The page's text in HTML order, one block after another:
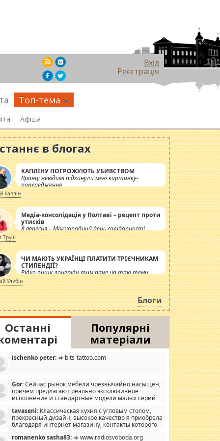
Вхід
Реєстрація
Топ-тема
Афіша
в блогах
КАПЛІНУ ПОГРОЖУЮТЬ УБИВСТВОМ
Вранці невідомі підкинули мені картинку-
попередження
Каплін
Медіа-консолідація у Полтаві – рецепт проти
утисків
8 вересня – Міжнародний день солідарності
журналістів.
Труш
ЧИ МАЮТЬ УКРАЇНЦІ ПЛАТИТИ ТРІЄЧНИКАМ
СТИПЕНДІЇ?
Рідко пишу лонгріди тим паче на такі теми,
але вже просто дістало! Обурюють сьогоднішні
інсенуації навколо стипендіального питання.
Штучно роздувається ще одна соціальна
катастрофа.
Улибін
Блоги
Останні
Популярні
матеріали
ischenko peter: ⇒ blts-tattoo.com
Gor:Сейчас рынок мебели чрезвычайно насыщен,
причем предлагают реально эксклюзивное
исполнение и стандартные модели малых серий
мало походит на стандартные формы, в MebelOk,
и что главное - со вкусом все в порядке,
ненужных наворотов удорожающих мебель, а это не
tavaseni: Классическая кухня с угловым столом,
прекрасный дизайн, высокое качество я приобрела
благодаря интернет магазину, контакты которого
romanenko sasha83: ⇒ www.radiosvoboda.org